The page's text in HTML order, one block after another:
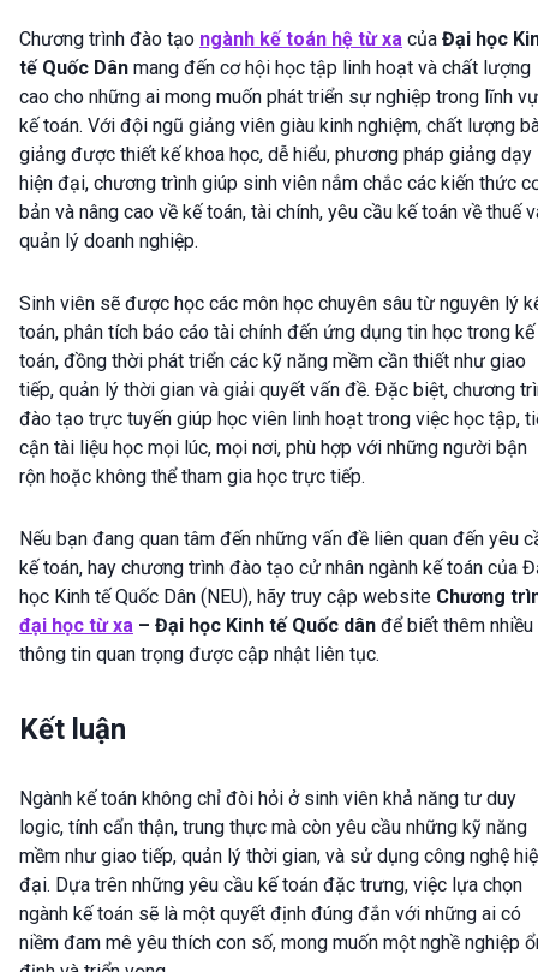
Chương trình đào tạo ngành kế toán hệ từ xa của Đại học
tế Quốc Dân mang đến cơ hội học tập linh hoạt và chất lượng
cao cho những ai mong muốn phát triển sự nghiệp trong lĩnh
kế toán. Với đội ngũ giảng viên giàu kinh nghiệm, chất lượng
giảng được thiết kế khoa học, dễ hiểu, phương pháp giảng dạy
hiện đại, chương trình giúp sinh viên nắm chắc các kiến thức
bản và nâng cao về kế toán, tài chính, yêu cầu kế toán về thuế
quản lý doanh nghiệp.
Sinh viên sẽ được học các môn học chuyên sâu từ nguyên lý
toán, phân tích báo cáo tài chính đến ứng dụng tin học trong kế
toán, đồng thời phát triển các kỹ năng mềm cần thiết như giao
tiếp, quản lý thời gian và giải quyết vấn đề. Đặc biệt, chương
đào tạo trực tuyến giúp học viên linh hoạt trong việc học tập,
cận tài liệu học mọi lúc, mọi nơi, phù hợp với những người bận
rộn hoặc không thể tham gia học trực tiếp.
Nếu bạn đang quan tâm đến những vấn đề liên quan đến yêu
kế toán, hay chương trình đào tạo cử nhân ngành kế toán của
học Kinh tế Quốc Dân (NEU), hãy truy cập website Chương
đại học từ xa – Đại học Kinh tế Quốc dân để biết thêm nhiều
thông tin quan trọng được cập nhật liên tục.
Kết luận
Ngành kế toán không chỉ đòi hỏi ở sinh viên khả năng tư duy
logic, tính cẩn thận, trung thực mà còn yêu cầu những kỹ năng
mềm như giao tiếp, quản lý thời gian, và sử dụng công nghệ
đại. Dựa trên những yêu cầu kế toán đặc trưng, việc lựa chọn
ngành kế toán sẽ là một quyết định đúng đắn với những ai có
niềm đam mê yêu thích con số, mong muốn một nghề nghiệp